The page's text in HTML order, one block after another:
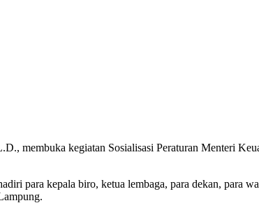
membuka kegiatan Sosialisasi Peraturan Menteri
para kepala biro, ketua lembaga, para dekan, para